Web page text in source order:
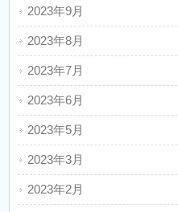
2023年9月
2023年8月
2023年7月
2023年6月
2023年5月
2023年3月
2023年2月